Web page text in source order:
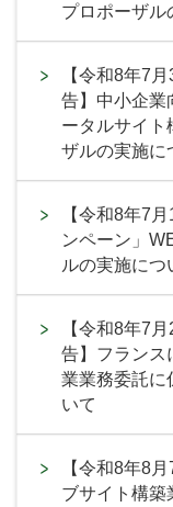
プロポーザル
【令和8年7
告】中小企業
ータルサイト
ザルの実施に
【令和8年7
ンペーン」
ルの実施につ
【令和8年7
告】フランス
業業務委託に
いて
【令和8年8
ブサイト構築